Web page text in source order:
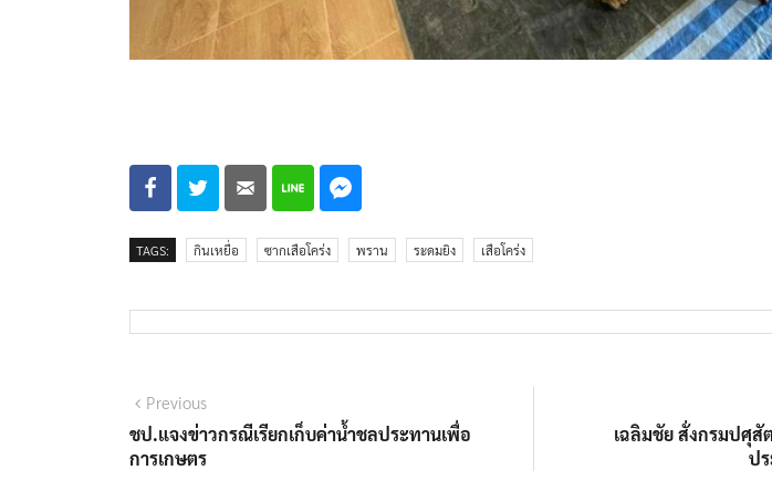
TAGS: กินเหยื่อ ซากเสือโคร่ง พราน ระดมยิง เสือโคร่ง
แนะแนว
เรื่อง
PreviousPrevious
post:
ชป.แจงข่าวกรณีเรียกเก็บค่าน้ำชลประทานเพื่อ
การเกษตร
เฉลิมชัย สั่งกรมปศุสั
ป